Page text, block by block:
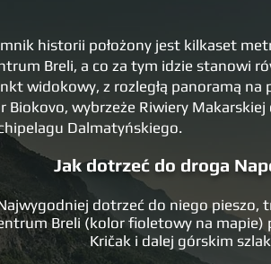
historii położony jest kilkaset
Breli, a co za tym idzie stanowi
widokowy, z rozległą panoramą na
Biokovo, wybrzeże Riwiery Makarskiej
Dalmatyńskiego.
Jak dotrzeć do droga
dotrzeć do niego pieszo,
Breli (kolor fioletowy na mapie)
Kričak i dalej górskim